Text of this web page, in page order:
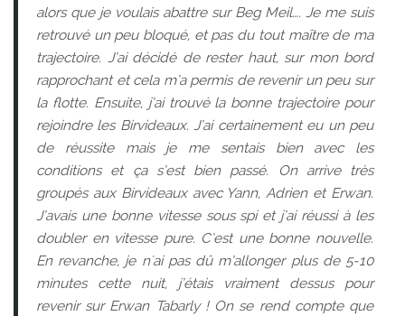
alors que je voulais abattre sur Beg Meil…. Je me suis
retrouvé un peu bloqué, et pas du tout maître de ma
trajectoire. J’ai décidé de rester haut, sur mon bord
rapprochant et cela m’a permis de revenir un peu sur
la flotte. Ensuite, j’ai trouvé la bonne trajectoire pour
rejoindre les Birvideaux. J’ai certainement eu un peu
de réussite mais je me sentais bien avec les
conditions et ça s’est bien passé. On arrive très
groupés aux Birvideaux avec Yann, Adrien et Erwan.
J’avais une bonne vitesse sous spi et j’ai réussi à les
doubler en vitesse pure. C’est une bonne nouvelle.
En revanche, je n'ai pas dû m’allonger plus de 5-10
minutes cette nuit, j’étais vraiment dessus pour
revenir sur Erwan Tabarly ! On se rend compte que